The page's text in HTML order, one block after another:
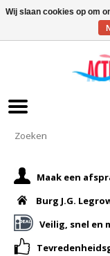
Maak een
Burg J.G.
Veilig, snel en
Wij slaan cookies op om